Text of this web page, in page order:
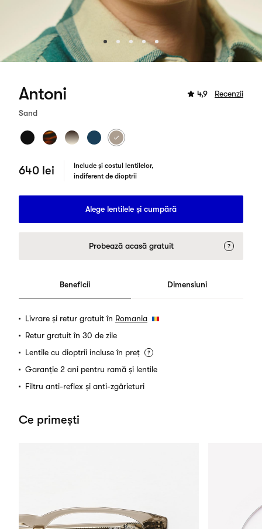
Antoni 4,9 Recenzii
Sand
640 lei
Include și costul lentilelor,
indiferent de dioptrii
Alege lentilele și cumpără
Probează acasă gratuit
Beneficii Dimensiuni
Livrare și retur gratuit în Romania
Retur gratuit în 30 de zile
Lentile cu dioptrii incluse în preț
Garanție 2 ani pentru ramă și lentile
Filtru anti-reflex și anti-zgârieturi
Ce primești